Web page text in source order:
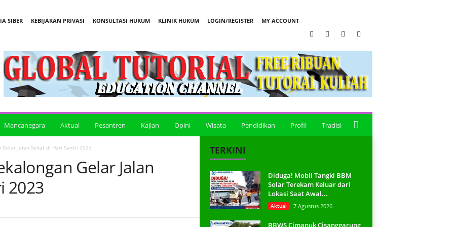
SIBER KEBIJAKAN PRIVASI KONSULTASI HUKUM KLINIK HUKUM LOGIN/REGISTER MY ACCOUNT
Mancanegara Aktual Pesantren Kajian Opini Wisata Pendidikan Profil Tradisi
Gelar Jalan Sehat di Hari Santri 2023
Gelar Jalan
2023
TERKINI
Diduga! Mobil Tangki BBM
Solar Terekam Keluar dari
Lokasi Saat Awal...
Aktual 7 Agustus 2026
BBWS Cimanuk Cisanggarung